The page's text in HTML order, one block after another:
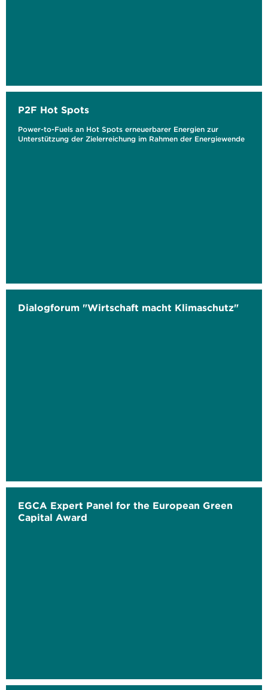
P2F Hot Spots
Power-to-Fuels an Hot Spots erneuerbarer Energien zur
Unterstützung der Zielerreichung im Rahmen der Energiewende
Dialogforum "Wirtschaft macht Klimaschutz"
EGCA Expert Panel for the European Green
Capital Award